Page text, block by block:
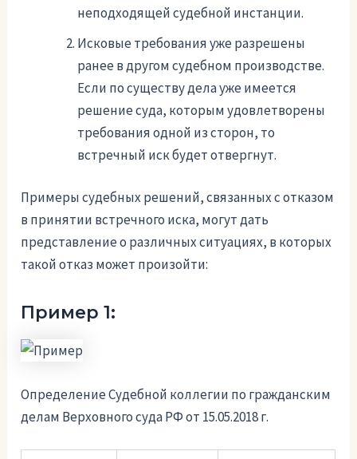
неподходящей судебной инстанции.
Исковые требования уже разрешены
ранее в другом судебном производстве.
Если по существу дела уже имеется
решение суда, которым удовлетворены
требования одной из сторон, то
встречный иск будет отвергнут.
Примеры судебных решений, связанных с отказом
в принятии встречного иска, могут дать
представление о различных ситуациях, в которых
такой отказ может произойти:
Пример 1:
Определение Судебной коллегии по гражданским
делам Верховного суда РФ от 15.05.2018 г.